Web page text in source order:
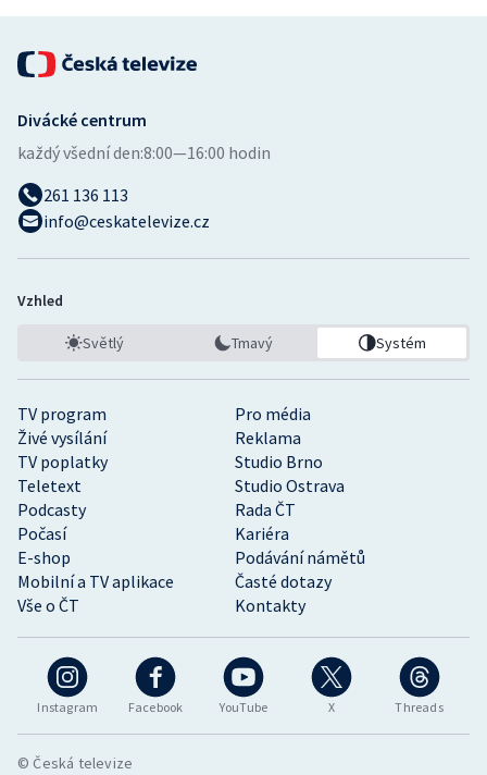
Ostatní
Instagram Facebook YouTube X Threads
TV program
Pro média
Živé vysílání
Reklama
TV poplatky
Studio Brno
Teletext
Studio Ostrava
Podcasty
Rada ČT
Počasí
Kariéra
E-shop
Podávání námětů
Mobilní a TV aplikace
Časté dotazy
Vše o ČT
Kontakty
Divácké centrum
každý všední den:8:00—16:00 hodin
261 136 113
info@ceskatelevize.cz
Vzhled
Světlý Tmavý Systém
© Česká televize